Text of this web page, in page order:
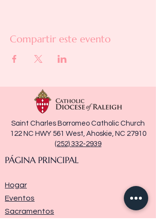
Compartir este evento
Saint Charles Borromeo Catholic Church
122 NC HWY 561 West, Ahoskie, NC 27910
(252) 332-2939
PÁGINA PRINCIPAL
Hogar
Eventos
Sacramentos